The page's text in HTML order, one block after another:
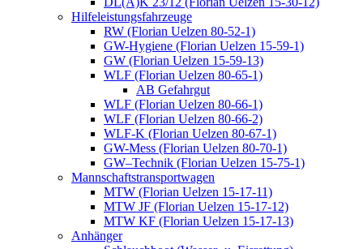
Hilfeleistungsfahrzeuge
RW (Florian Uelzen 80-52-1)
GW-Hygiene (Florian Uelzen 15-59-1)
GW (Florian Uelzen 15-59-13)
WLF (Florian Uelzen 80-65-1)
AB Gefahrgut
WLF (Florian Uelzen 80-66-1)
WLF (Florian Uelzen 80-66-2)
WLF-K (Florian Uelzen 80-67-1)
GW-Mess (Florian Uelzen 80-70-1)
GW–Technik (Florian Uelzen 15-75-1)
Mannschaftstransportwagen
MTW (Florian Uelzen 15-17-11)
MTW JF (Florian Uelzen 15-17-12)
MTW KF (Florian Uelzen 15-17-13)
Anhänger